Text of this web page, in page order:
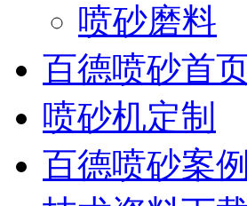
喷砂磨料
百德喷砂首
喷砂机定制
百德喷砂案例